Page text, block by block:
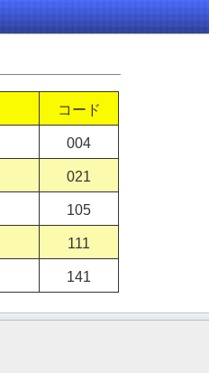
コード
004
021
105
111
141